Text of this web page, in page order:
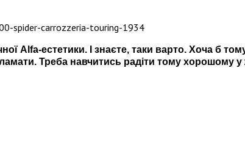
Alfa-естетики. І знаєте, таки варто. Хоча б
Треба навчитись радіти тому хорошому